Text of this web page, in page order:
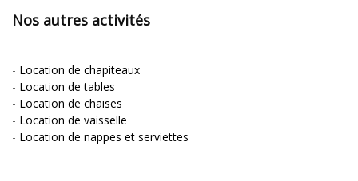
Nos autres activités
- Location de chapiteaux
- Location de tables
- Location de chaises
- Location de vaisselle
- Location de nappes et serviettes